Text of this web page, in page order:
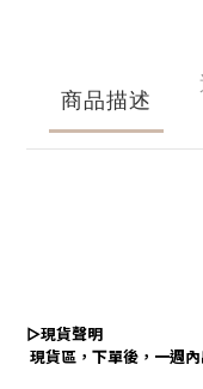
商品描述
▻現貨聲明
現貨區，下單後，一週